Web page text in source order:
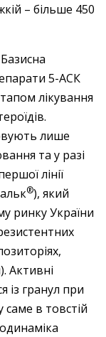
– більше 450
5-АСК
лікування
лише
та у разі
лінії
®), який
ринку України
Активні
із гранул при
в товстій